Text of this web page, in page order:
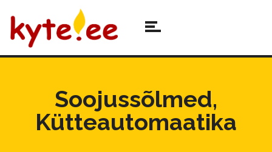
Soojussõlmed,
Kütteautomaatika